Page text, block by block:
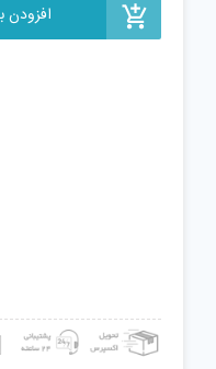
گل
افزودن